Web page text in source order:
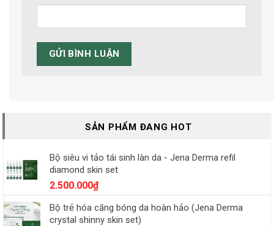
SẢN PHẨM ĐANG HOT
Bộ siêu vi tảo tái sinh làn da - Jena Derma refil
diamond skin set
2.500.000₫
Bộ trẻ hóa căng bóng da hoàn hảo (Jena Derma
crystal shinny skin set)